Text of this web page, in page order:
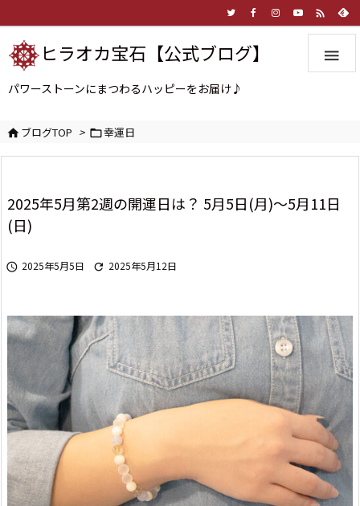


ヒラオカ宝石【公式ブログ】
パワーストーンにまつわるハッピーをお届け♪
ブログTOP > 幸運日
2025年5月第2週の開運日は？ 5月5日(月)～5月11日
(日)
 2025年5月5日  2025年5月12日